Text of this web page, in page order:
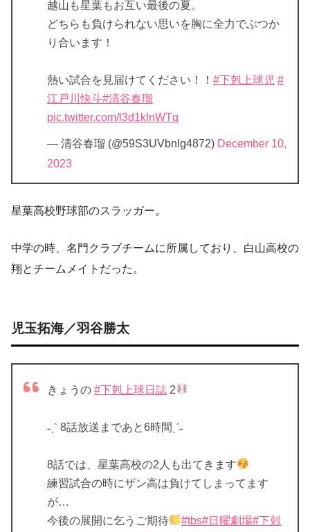
越山も星葉もお互い最後の夏。
どちらも負けられない思いを胸に全力でぶつか
り合います！
熱い試合を見届けてください！！ #下剋上球児 #
江戸川快斗#清谷春瑠
pic.twitter.com/l3d1klnWTq
— 清谷春瑠 (@59S3UVbnlg4872) December 10,
2023
星葉高校野球部のスラッガー。
中学の時、名門クラブチームに所属しており、白山高校の
翔とチームメイトだった。
児玉拓海／羽谷勝太
きょうの #下剋上球日誌 2
˗ˏˋ 8話放送まであと6時間ˎˊ˗
8話では、星葉高校の2人も出てきます
練習試合の時にザン高は負けてしまってます
が…
今後の展開に乞うご期待
#tbs#日曜劇場#下剋